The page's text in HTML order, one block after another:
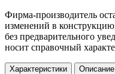
Фирма-производитель
изменений в
без предварительного
носит справочный
Характеристики Описание